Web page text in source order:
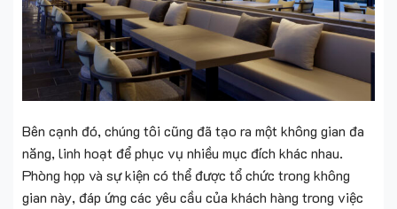
Bên cạnh đó, chúng tôi cũng đã tạo ra một không gian đa
năng, linh hoạt để phục vụ nhiều mục đích khác nhau.
Phòng họp và sự kiện có thể được tổ chức trong không
gian này, đáp ứng các yêu cầu của khách hàng trong việc